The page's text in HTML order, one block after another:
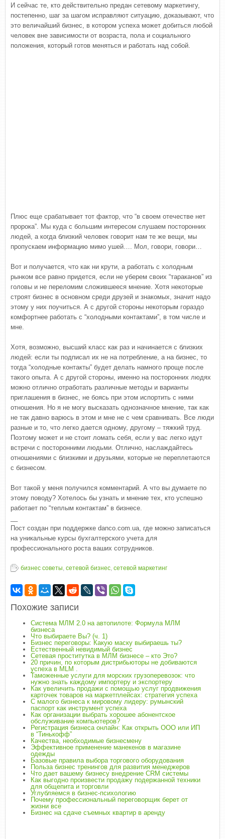
И сейчас те, кто действительно предан сетевому маркетингу,
постепенно, шаг за шагом исправляют ситуацию, доказывают, что
это величайший бизнес, в котором успеха может добиться любой
человек вне зависимости от возраста, пола и социального
положения, который готов меняться и работать над собой.
Плюс еще срабатывает тот фактор, что “в своем отечестве нет
пророка”. Мы куда с большим интересом слушаем посторонних
людей, а когда близкий человек говорит нам те же вещи, мы
пропускаем информацию мимо ушей…. Мол, говори, говори…
Вот и получается, что как ни крути, а работать с холодным
рынком все равно придется, если не уберем своих “тараканов” из
головы и не переломим сложившееся мнение. Хотя некоторые
строят бизнес в основном среди друзей и знакомых, значит надо
этому у них поучиться. А с другой стороны некоторым гораздо
комфортнее работать с “холодными контактами”, в том числе и
мне.
Хотя, возможно, высший класс как раз и начинается с близких
людей: если ты подписал их не на потребление, а на бизнес, то
тогда “холодные контакты” будет делать намного проще после
такого опыта. А с другой стороны, именно на посторонних людях
можно отлично отработать различные методы и варианты
приглашения в бизнес, не боясь при этом испортить с ними
отношения. Но я не могу высказать однозначное мнение, так как
не так давно варюсь в этом и мне не с чем сравнивать. Все люди
разные и то, что легко дается одному, другому – тяжкий труд.
Поэтому может и не стоит ломать себя, если у вас легко идут
встречи с посторонними людьми. Отлично, наслаждайтесь
отношениями с близкими и друзьями, которые не переплетаются
с бизнесом.
Вот такой у меня получился комментарий. А что вы думаете по
этому поводу? Хотелось бы узнать и мнение тех, кто успешно
работает по “теплым контактам” в бизнесе.
Пост создан при поддержке danco.com.ua, где можно записаться
на уникальные курсы бухгалтерского учета для
профессионального роста ваших сотрудников.
бизнес советы, сетевой бизнес, сетевой маркетинг
Похожие записи
Система МЛМ 2.0 на автопилоте: Формула МЛМ
бизнеса
Что выбираете Вы? (ч. 1)
Бизнес переговоры: Какую маску выбираешь ты?
Естественный невидимый бизнес
Сетевая проститутка в МЛМ бизнесе – кто Это?
20 причин, по которым дистрибьюторы не добиваются
успеха в MLM .
Таможенные услуги для морских грузоперевозок: что
нужно знать каждому импортеру и экспортеру
Как увеличить продажи с помощью услуг продвижения
карточек товаров на маркетплейсах: стратегия успеха
С малого бизнеса к мировому лидеру: румынский
паспорт как инструмент успеха
Как организации выбрать хорошее абонентское
обслуживание компьютеров?
Регистрация бизнеса онлайн: Как открыть ООО или ИП
в “Тинькофф”
Качества, необходимые бизнесмену
Эффективное применение манекенов в магазине
одежды
Базовые правила выбора торгового оборудования
Польза бизнес тренингов для развития менеджеров
Что дает вашему бизнесу внедрение CRM системы
Как выгодно произвести продажу подержанной техники
для общепита и торговли
Углубляемся в бизнес-психологию
Почему профессиональный переговорщик берет от
жизни все
Бизнес на сдаче съемных квартир в аренду